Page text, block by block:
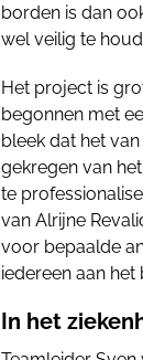
borden is dan
wel veilig te
Het project is
begonnen met
bleek dat het
gekregen van
te
van Alrijne
voor bepaalde
iedereen aan het
In het